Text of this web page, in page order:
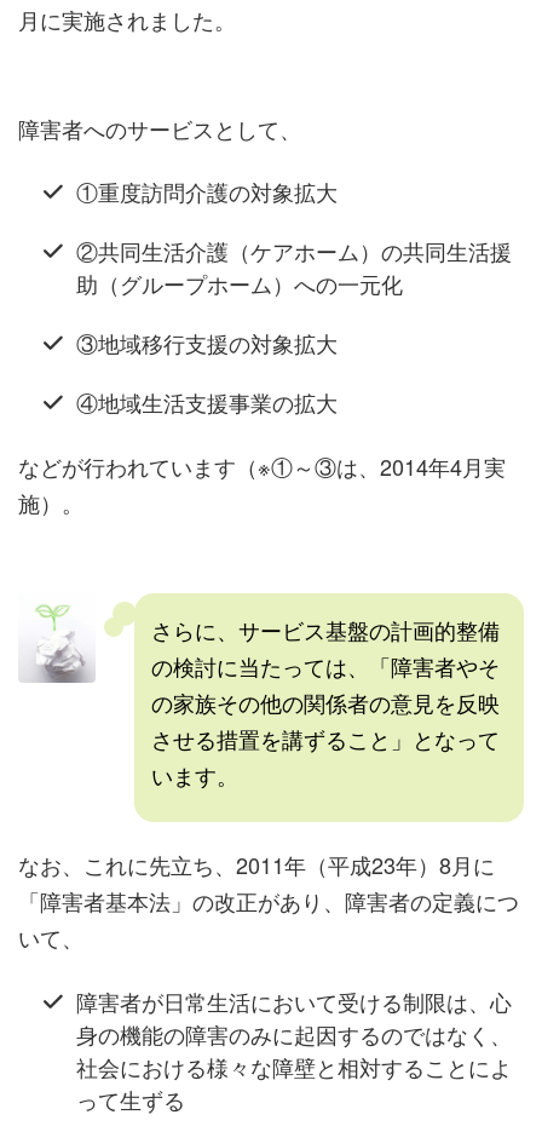
月に実施されました。
障害者へのサービスとして、
①重度訪問介護の対象拡大
②共同生活介護（ケアホーム）の共同生活援
助（グループホーム）への一元化
③地域移行支援の対象拡大
④地域生活支援事業の拡大
などが行われています（※①～③は、2014年4月実
施）。
さらに、サービス基盤の計画的整備
の検討に当たっては、「障害者やそ
の家族その他の関係者の意見を反映
させる措置を講ずること」となって
います。
なお、これに先立ち、2011年（平成23年）8月に
「障害者基本法」の改正があり、障害者の定義につ
いて、
障害者が日常生活において受ける制限は、心
身の機能の障害のみに起因するのではなく、
社会における様々な障壁と相対することによ
って生ずる